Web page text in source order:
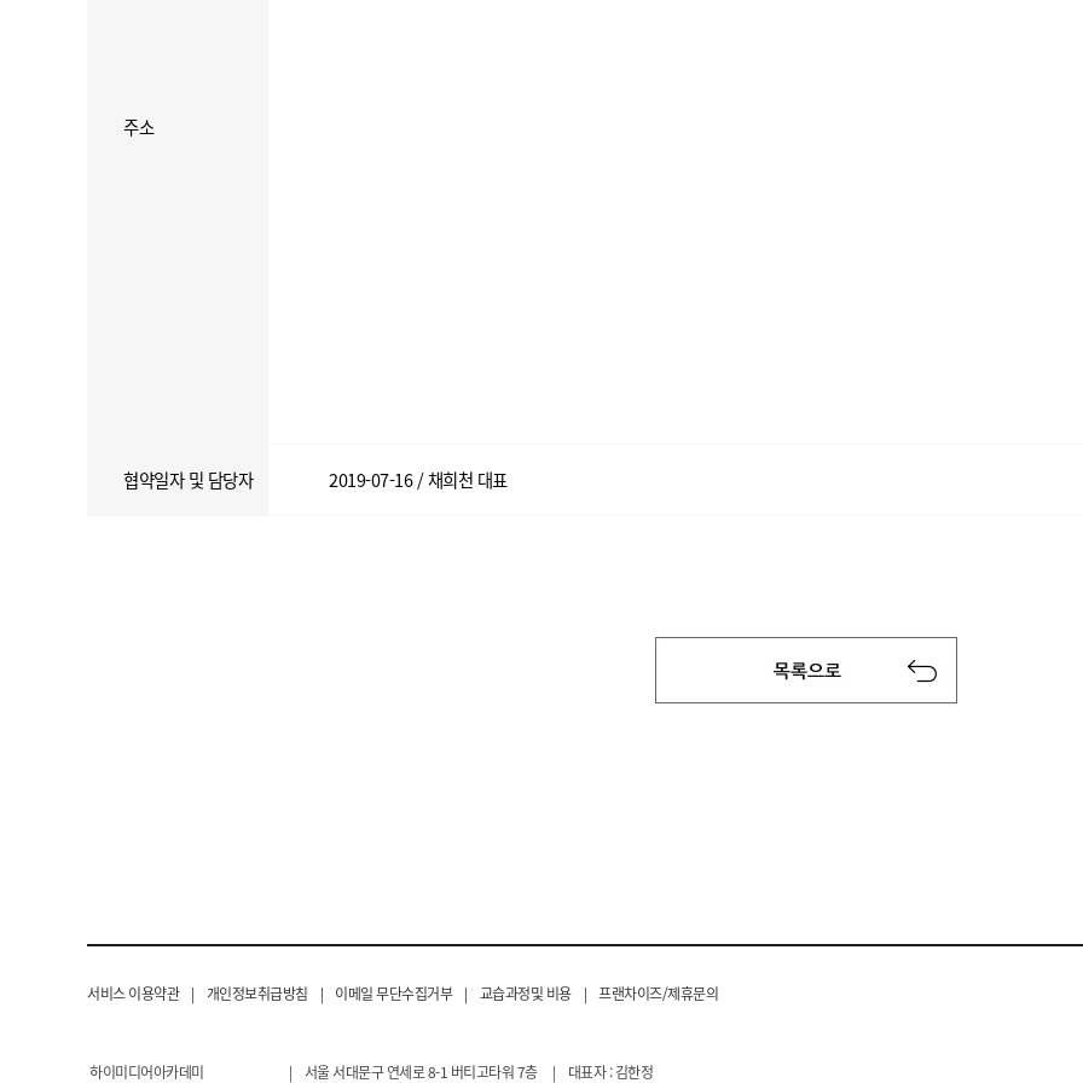
주소
협약일자 및 담당자 2019-07-16 / 채희천 대표
서비스 이용약관 | 개인정보취급방침 | 이메일 무단수집거부 | 교습과정및 비용 | 프랜차이즈/제휴문의
하이미디어아카데미 | 서울 서대문구 연세로 8-1 버티고타워 7층 | 대표자 : 김한정